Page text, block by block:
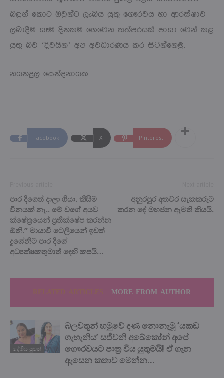
බඳුන් කොට ඔවුන්ට ලැබිය යුතු ගෞරවය හා ආරක්ෂාව
ලබාදීම සෑම දිනකම ගෙවෙන තත්පරයක් පාසා වෙන් කළ
යුතු බව ‘දිවයින’ අප අවධාරණය කර සිටින්නෙමු.
නයනදුල සෙන්දනායක
Facebook X Pinterest
පාර දිගෙත් දාලා ගියා. කිසිම
විනයක් නැ.. මේ වගේ අයව
ක්ෂේත්‍රයෙන් ප්‍රතික්ෂේප කරන්න
ඕනි.” මායාවි ටෙලියෙන් ඉවත්
දුශේනිට පාර දිගේ
අධ්‍යක්ෂකතුමාත් දෙහි කපයි…
අනුරපුර අතවර සැකකරුට
කරන දේ මහජන ඇමති කියයි.
MORE FROM AUTHOR
දේශිය පුවත්
බලවතූන් හමුවේ දණ නොනැමූ ‘යකඩ
ගැහැනිය’ සජීවනි අබේකෝන් අපේ
ගෞරවයට පාත්‍ර විය යුතුමයි! ඒ ගැන
ඇසෙන කතාව මෙන්න…